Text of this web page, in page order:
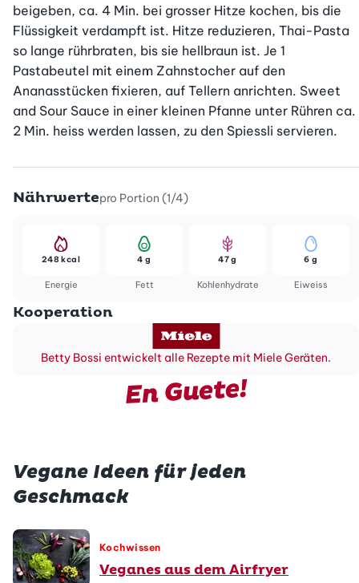
beigeben, ca. 4 Min. bei grosser Hitze kochen, bis die
Flüssigkeit verdampft ist. Hitze reduzieren, Thai-Pasta
so lange rührbraten, bis sie hellbraun ist. Je 1
Pastabeutel mit einem Zahnstocher auf den
Ananasstücken fixieren, auf Tellern anrichten. Sweet
and Sour Sauce in einer kleinen Pfanne unter Rühren ca.
2 Min. heiss werden lassen, zu den Spiessli servieren.
Nährwertepro Portion (1/4)
Energie
248 kcal
Fett
4 g
Kohlenhydrate
47 g
Eiweiss
6 g
Kooperation
Betty Bossi entwickelt alle Rezepte mit Miele Geräten.
En Guete!
Vegane Ideen für jeden
Geschmack
Kochwissen
Veganes aus dem Airfryer